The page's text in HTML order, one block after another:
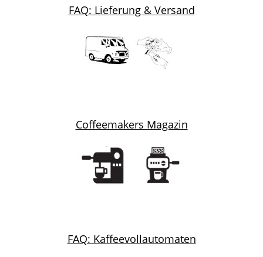
FAQ: Lieferung & Versand
Coffeemakers Magazin
FAQ: Kaffeevollautomaten